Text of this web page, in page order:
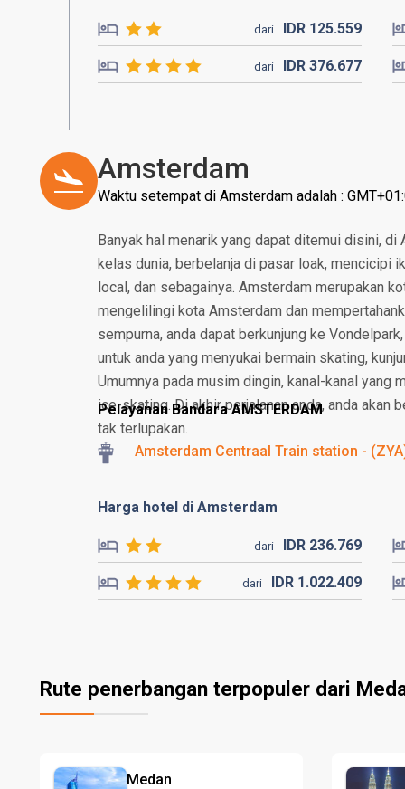
dari IDR 125.559
dari IDR 376.677
Amsterdam
Waktu setempat di Amsterdam adalah :
Banyak hal menarik yang dapat ditemui disini,
kelas dunia, berbelanja di pasar loak, mencicipi
local, dan sebagainya. Amsterdam merupakan
mengelilingi kota Amsterdam dan
sempurna, anda dapat berkunjung ke
untuk anda yang menyukai bermain skating,
Umumnya pada musim dingin, kanal-kanal yang
ice-skating. Di akhir perjalanan anda, anda akan
tak terlupakan.
Pelayanan Bandara AMSTERDAM
Amsterdam Centraal Train station -
Harga hotel di Amsterdam
dari IDR 236.769
dari IDR 1.022.409
Rute penerbangan terpopuler dari
Medan